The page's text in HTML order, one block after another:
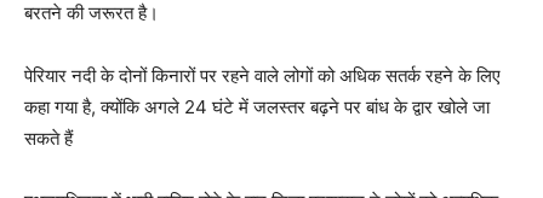
बरतने की जरूरत है।
पेरियार नदी के दोनों किनारों पर रहने वाले लोगों को अधिक सतर्क रहने के लिए
कहा गया है, क्योंकि अगले 24 घंटे में जलस्तर बढ़ने पर बांध के द्वार खोले जा
सकते हैं